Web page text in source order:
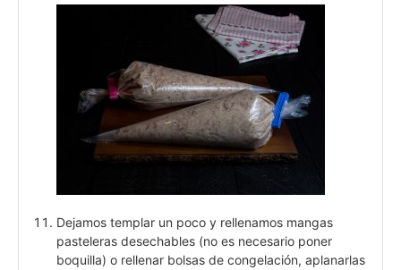
Dejamos templar un poco y rellenamos mangas
pasteleras desechables (no es necesario poner
boquilla) o rellenar bolsas de congelación, aplanarlas